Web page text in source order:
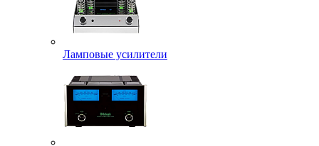
Ламповые усилители